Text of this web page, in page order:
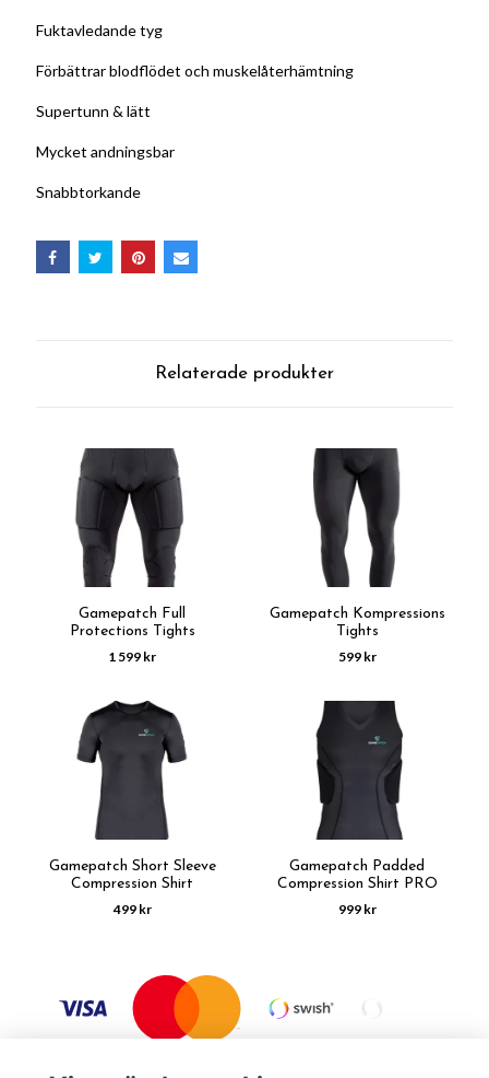
Fuktavledande tyg
Förbättrar blodflödet och muskelåterhämtning
Supertunn & lätt
Mycket andningsbar
Snabbtorkande
Relaterade produkter
Gamepatch Full
Protections Tights
1 599 kr
Gamepatch Kompressions
Tights
599 kr
Gamepatch Short Sleeve
Compression Shirt
499 kr
Gamepatch Padded
Compression Shirt PRO
999 kr